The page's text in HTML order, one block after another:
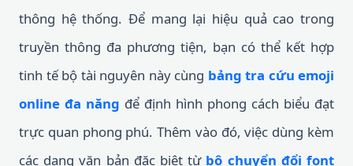
thông hệ thống. Để mang lại hiệu quả cao trong
truyền thông đa phương tiện, bạn có thể kết hợp
tinh tế bộ tài nguyên này cùng bảng tra cứu emoji
online đa năng để định hình phong cách biểu đạt
trực quan phong phú. Thêm vào đó, việc dùng kèm
các dạng văn bản đặc biệt từ bộ chuyển đổi font